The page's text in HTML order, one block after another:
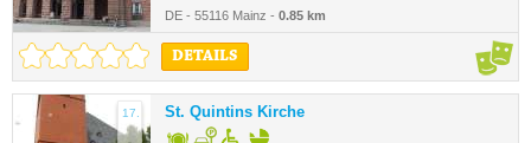
DE - 55116 Mainz - 0.85 km
DETAILS
17. St. Quintins Kirche